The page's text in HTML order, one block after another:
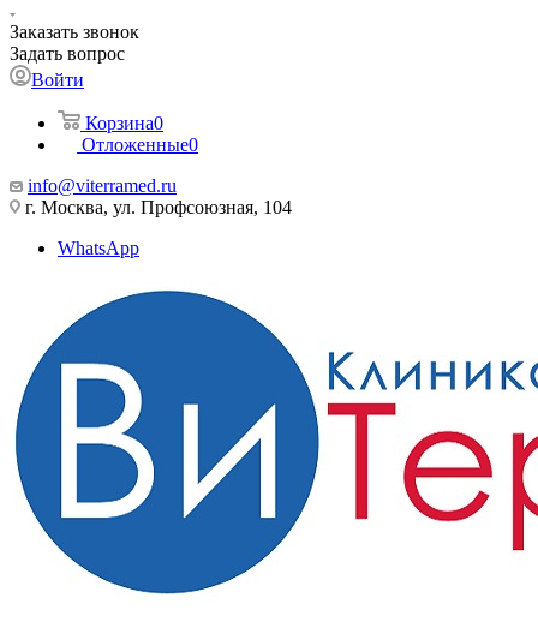
Заказать звонок
Задать вопрос
Войти
Корзина0
Отложенные0
info@viterramed.ru
г. Москва, ул. Профсоюзная, 104
WhatsApp